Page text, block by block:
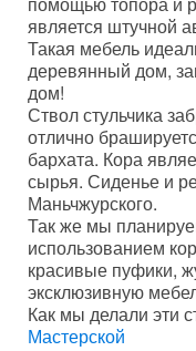
является штучной
Такая мебель
деревянный дом,
дом!
Ствол стульчика
отлично
бархата. Кора
сырья. Сиденье и
Маньчжурского.
Так же мы
использованием
красивые пуфики,
эксклюзивную
Как мы делали эти
Мастерской